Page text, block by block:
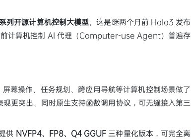
列开源计算机控制大模型 。这是继两个月前 Holo3 发布
前计算机控制 AI 代理（Computer-use Agent）普遍存
幕操作、任务规划、跨应用导航等计算机控制场景做了
更突出。同时原生支持函数调用协议，可无缝接入第三
供 NVFP4、FP8、Q4 GGUF 三种量化版本，可完全离